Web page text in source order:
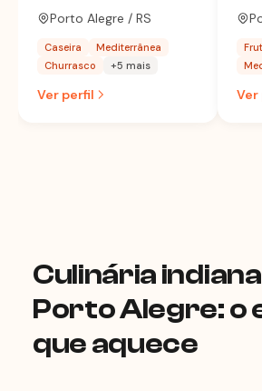
Costa
Porto Alegre / RS
Caseira
Mediterrânea
Churrasco
+5 mais
Ver perfil Ver
Culinária
Porto Alegre: o
que aquece